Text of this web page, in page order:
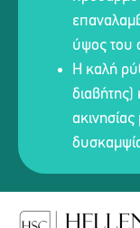
ύψος του
Η καλή